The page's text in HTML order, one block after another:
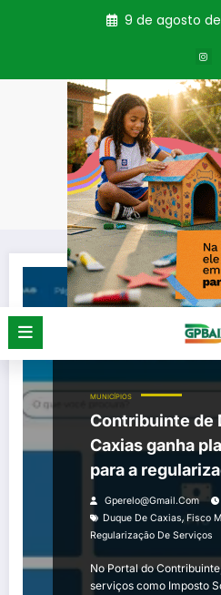
9 de agosto
Tag: fisco
Página inicial
MUNICÍPIOS
Contribuinte de
Caxias ganha
para a
com o fisco
Gperelo@gmail.com
Duque De Caxias, Fisco
Regularização De Serviços
No Portal do
serviços como Imposto